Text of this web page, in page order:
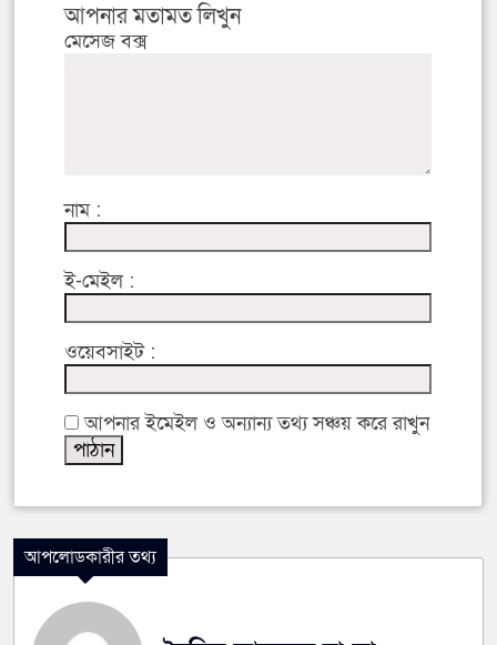
আপনার মতামত লিখুন
মেসেজ বক্স
নাম :
ই-মেইল :
ওয়েবসাইট :
আপনার ইমেইল ও অন্যান্য তথ্য সঞ্চয় করে রাখুন
আপলোডকারীর তথ্য